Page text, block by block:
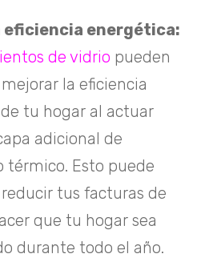
eficiencia energética:
de vidrio pueden
la eficiencia
tu hogar al actuar
adicional de
térmico. Esto puede
tus facturas de
que tu hogar sea
durante todo el año.